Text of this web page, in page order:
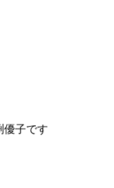
優子です